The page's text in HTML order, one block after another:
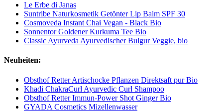
Le Erbe di Janas
Suntribe Naturkosmetik Getönter Lip Balm SPF 30
Cosmoveda Instant Chai Vegan - Black Bio
Sonnentor Goldener Kurkuma Tee Bio
Classic Ayurveda Ayurvedischer Bulgur Veggie, bio
Neuheiten:
Obsthof Retter Artischocke Pflanzen Direktsaft pur Bio
Khadi ChakraCurl Ayurvedic Curl Shampoo
Obsthof Retter Immun-Power Shot Ginger Bio
GYADA Cosmetics Mizellenwasser